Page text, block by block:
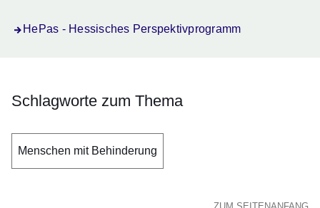
HePas - Hessisches Perspektivprogramm
Schlagworte zum Thema
Menschen mit Behinderung